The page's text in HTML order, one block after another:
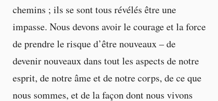
chemins ; ils se sont tous révélés être une
impasse. Nous devons avoir le courage et la force
de prendre le risque d’être nouveaux – de
devenir nouveaux dans tout les aspects de notre
esprit, de notre âme et de notre corps, de ce que
nous sommes, et de la façon dont nous vivons